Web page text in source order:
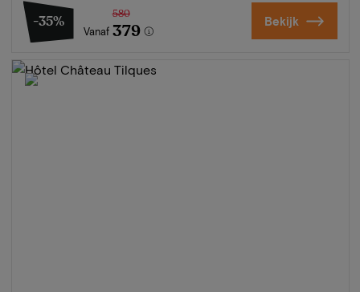
-35%
Vanaf
580
379 Bekijk